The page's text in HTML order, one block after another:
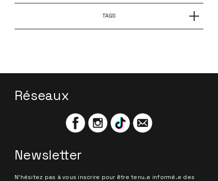
TAGS
Réseaux
Newsletter
N'hésitez pas à vous inscrire pour être tenu.e informé.e des